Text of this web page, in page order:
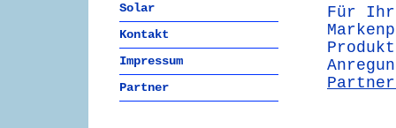
Solar
Kontakt
Impressum
Partner
Für Ihr